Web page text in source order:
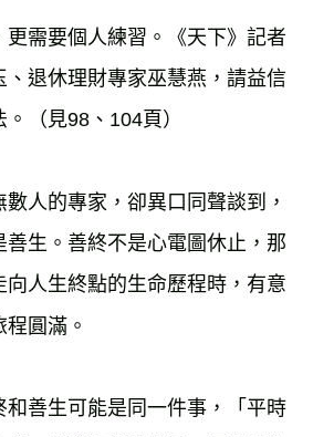
更需要個人練習。《天下》記者
退休理財專家巫慧燕，請益信
（見98、104頁）
人的專家，卻異口同聲談到，
善生。善終不是心電圖休止，那
人生終點的生命歷程時，有意
圓滿。
善生可能是同一件事，「平時